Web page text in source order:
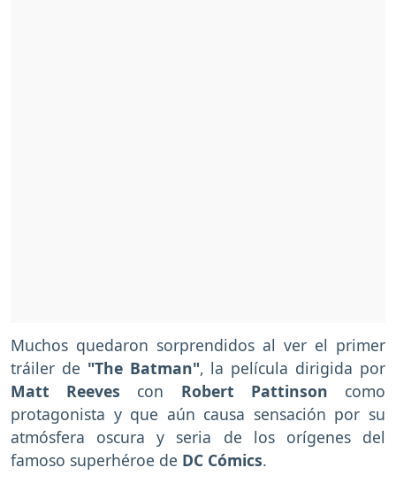
Muchos quedaron sorprendidos al ver el primer
tráiler de "The Batman", la película dirigida por
Matt Reeves con Robert Pattinson como
protagonista y que aún causa sensación por su
atmósfera oscura y seria de los orígenes del
famoso superhéroe de DC Cómics.